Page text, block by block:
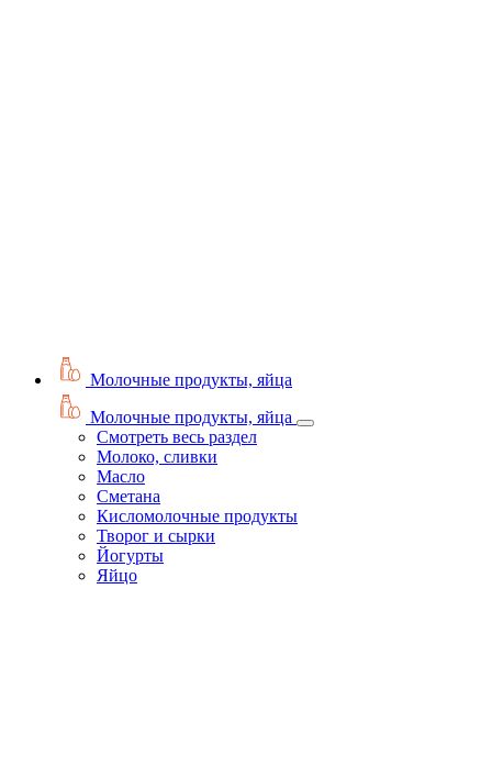
Молочные продукты, яйца
Молочные продукты, яйца
Смотреть весь раздел
Молоко, сливки
Масло
Сметана
Кисломолочные продукты
Творог и сырки
Йогурты
Яйцо